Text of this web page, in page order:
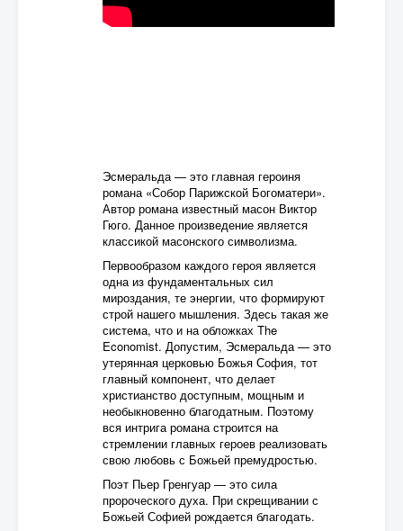
Эсмеральда — это главная героиня
романа «Собор Парижской Богоматери».
Автор романа известный масон Виктор
Гюго. Данное произведение является
классикой масонского символизма.
Первообразом каждого героя является
одна из фундаментальных сил
мироздания, те энергии, что формируют
строй нашего мышления. Здесь такая же
система, что и на обложках The
Economist. Допустим, Эсмеральда — это
утерянная церковью Божья София, тот
главный компонент, что делает
христианство доступным, мощным и
необыкновенно благодатным. Поэтому
вся интрига романа строится на
стремлении главных героев реализовать
свою любовь с Божьей премудростью.
Поэт Пьер Гренгуар — это сила
пророческого духа. При скрещивании с
Божьей Софией рождается благодать.